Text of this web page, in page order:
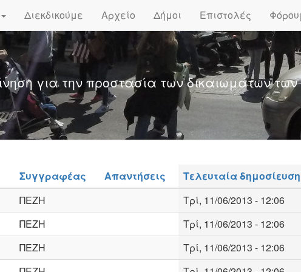
Διεκδικούμε Αρχείο Δήμοι Επιστολές
για την προστασία των δικαιωμάτων
Συγγραφέας Απαντήσεις
Τελευταία δημοσίευση
ΠΕΖΗ
Τρί, 11/06/2013 - 12:06
ΠΕΖΗ
Τρί, 11/06/2013 - 12:06
ΠΕΖΗ
Τρί, 11/06/2013 - 12:06